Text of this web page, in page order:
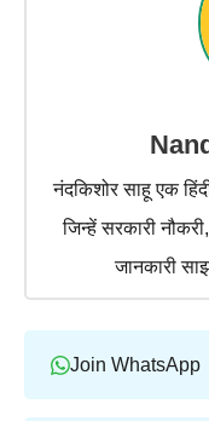
नंदकिशोर साहू एक
जिन्हें सरकारी
जानकारी
Join WhatsApp